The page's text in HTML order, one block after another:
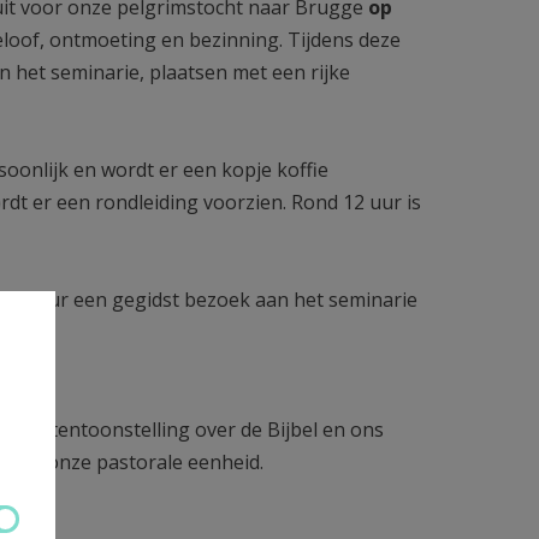
voor onze pelgrimstocht naar Brugge op
ontmoeting en bezinning. Tijdens deze
het seminarie, plaatsen met een rijke
en wordt er een kopje koffie
er een rondleiding voorzien. Rond 12 uur is
14 uur een gegidst bezoek aan het seminarie
tentoonstelling over de Bijbel en ons
onze pastorale eenheid.